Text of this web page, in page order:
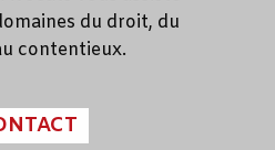
du droit, du
contentieux.